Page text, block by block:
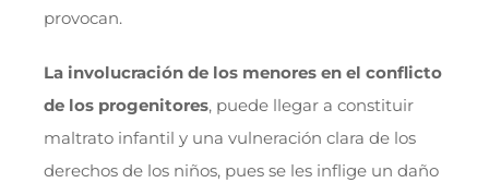
provocan.
La involucración de los menores en el conflicto
de los progenitores, puede llegar a constituir
maltrato infantil y una vulneración clara de los
derechos de los niños, pues se les inflige un daño